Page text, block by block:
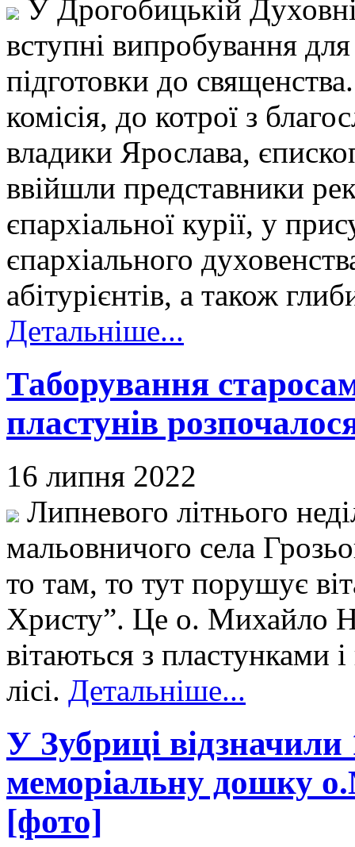
У Дрогобицькій
вступні випробування
підготовки до
комісія, до котрої з
владики Ярослава,
ввійшли представники
єпархіальної курії, у
єпархіального
абітурієнтів, а також
Детальніше...
Таборування
пластунів
16 липня 2022
Липневого літнього
мальовничого села
то там, то тут порушує
Христу”. Це о. Михайло
вітаються з пластунками
лісі. Детальніше...
У Зубриці відзначили
меморіальну дошку
[фото]